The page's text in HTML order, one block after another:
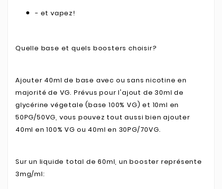
- et vapez!
Quelle base et quels boosters choisir?
Ajouter 40ml de base avec ou sans nicotine en
majorité de VG. Prévus pour l'ajout de 30ml de
glycérine végetale (base 100% VG) et 10ml en
50PG/50VG, vous pouvez tout aussi bien ajouter
40ml en 100% VG ou 40ml en 30PG/70VG.
Sur un liquide total de 60ml, un booster représente
3mg/ml: